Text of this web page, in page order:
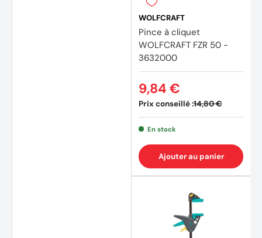
WOLFCRAFT
Pince à cliquet
WOLFCRAFT FZR 50 -
3632000
Prix conseillé :14,80 €
9,84 €
En stock
Ajouter au panier